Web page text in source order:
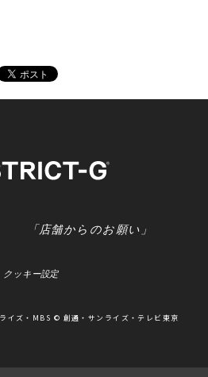
「店舗からのお願い」
クッキー設定
イズ・MBS © 創通・サンライズ・テレビ東京